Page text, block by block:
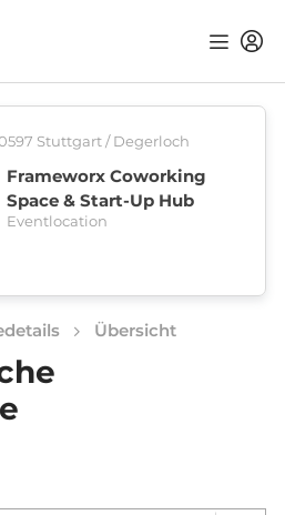
Stuttgart / Degerloch
Frameworx Coworking
Space & Start-Up Hub
Eventlocation
Übersicht